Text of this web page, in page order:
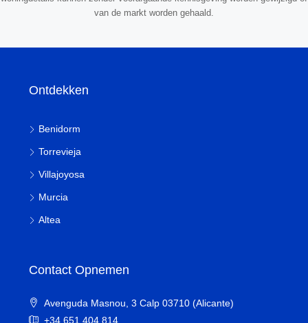
van de markt worden gehaald.
Ontdekken
Benidorm
Torrevieja
Villajoyosa
Murcia
Altea
Contact Opnemen
Avenguda Masnou, 3 Calp 03710 (Alicante)
+34 651 404 814